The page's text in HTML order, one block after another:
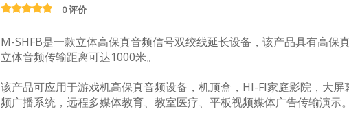
0 评价
M-SHFB是一款立体高保真音频信号双绞线延长设备，该产品具有高保
立体音频传输距离可达1000米。
该产品可应用于游戏机高保真音频设备，机顶盒，HI-FI家庭影院，大
频广播系统，远程多媒体教育、教室医疗、平板视频媒体广告传输演示。